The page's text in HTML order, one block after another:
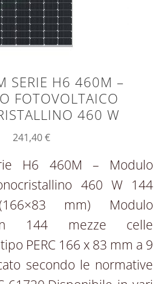
SERIE H6 460M –
FOTOVOLTAICO
460 W
241,40€
H6 460M – Modulo
460 W 144
mm) Modulo
144 mezze celle
PERC 166 x 83 mm a 9
secondo le normative